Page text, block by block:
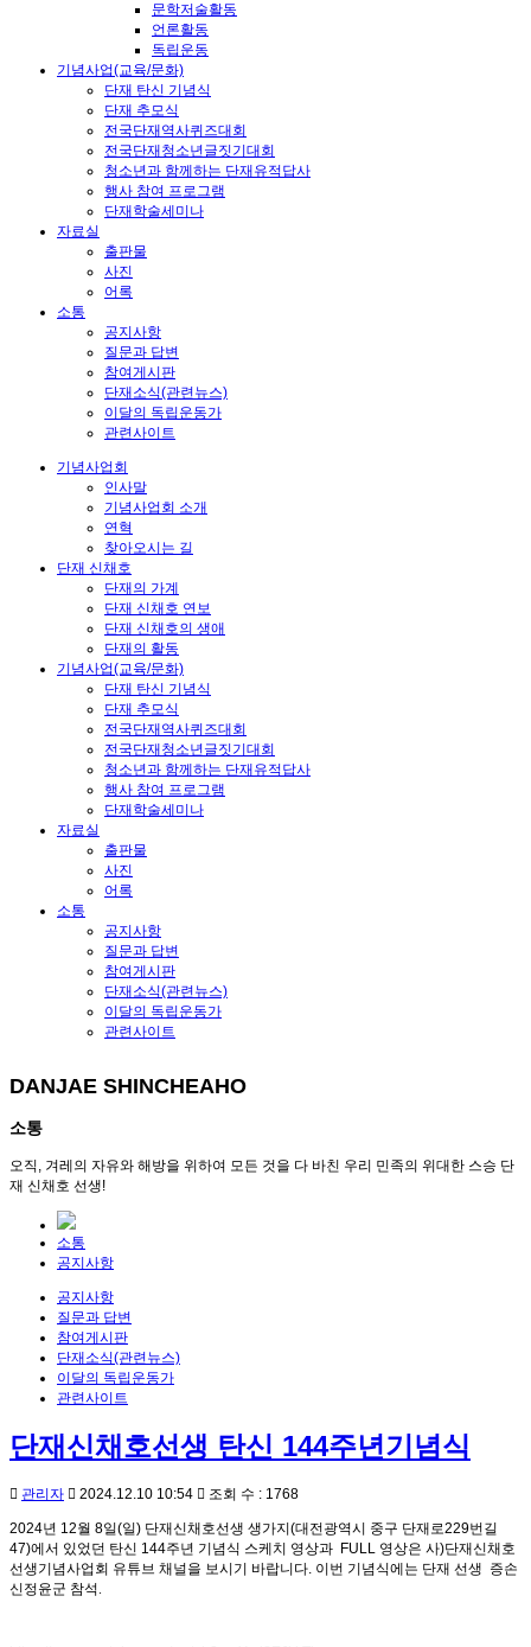
문학저술활동
언론활동
독립운동
기념사업(교육/문화)
단재 탄신 기념식
단재 추모식
전국단재역사퀴즈대회
전국단재청소년글짓기대회
청소년과 함께하는 단재유적답사
행사 참여 프로그램
단재학술세미나
자료실
출판물
사진
어록
소통
공지사항
질문과 답변
참여게시판
단재소식(관련뉴스)
이달의 독립운동가
관련사이트
기념사업회
인사말
기념사업회 소개
연혁
찾아오시는 길
단재 신채호
단재의 가계
단재 신채호 연보
단재 신채호의 생애
단재의 활동
기념사업(교육/문화)
단재 탄신 기념식
단재 추모식
전국단재역사퀴즈대회
전국단재청소년글짓기대회
청소년과 함께하는 단재유적답사
행사 참여 프로그램
단재학술세미나
자료실
출판물
사진
어록
소통
공지사항
질문과 답변
참여게시판
단재소식(관련뉴스)
이달의 독립운동가
관련사이트
DANJAE SHINCHEAHO
소통
오직, 겨레의 자유와 해방을 위하여 모든 것을 다 바친 우리 민족의 위대한 스승 단
재 신채호 선생!
소통
공지사항
공지사항
질문과 답변
참여게시판
단재소식(관련뉴스)
이달의 독립운동가
관련사이트
단재신채호선생 탄신 144주년기념식
관리자 2024.12.10 10:54 조회 수 : 1768
2024년 12월 8일(일) 단재신채호선생 생가지(대전광역시 중구 단재로229번길
47)에서 있었던 탄신 144주년 기념식 스케치 영상과 FULL 영상은 사)단재신채호
선생기념사업회 유튜브 채널을 보시기 바랍니다. 이번 기념식에는 단재 선생 증손
신정윤군 참석 .